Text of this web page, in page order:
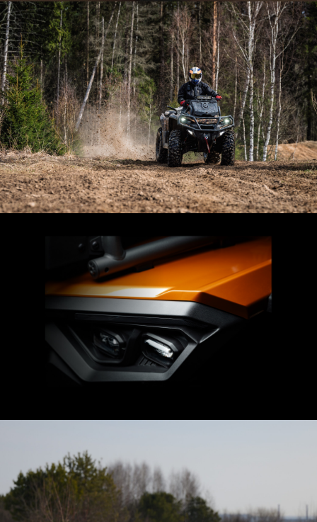
РАССРОЧКА 0%
ГАРАНТИЯ ОТ ЗАВОДА-
ИЗГОТОВИТЕЛЯ